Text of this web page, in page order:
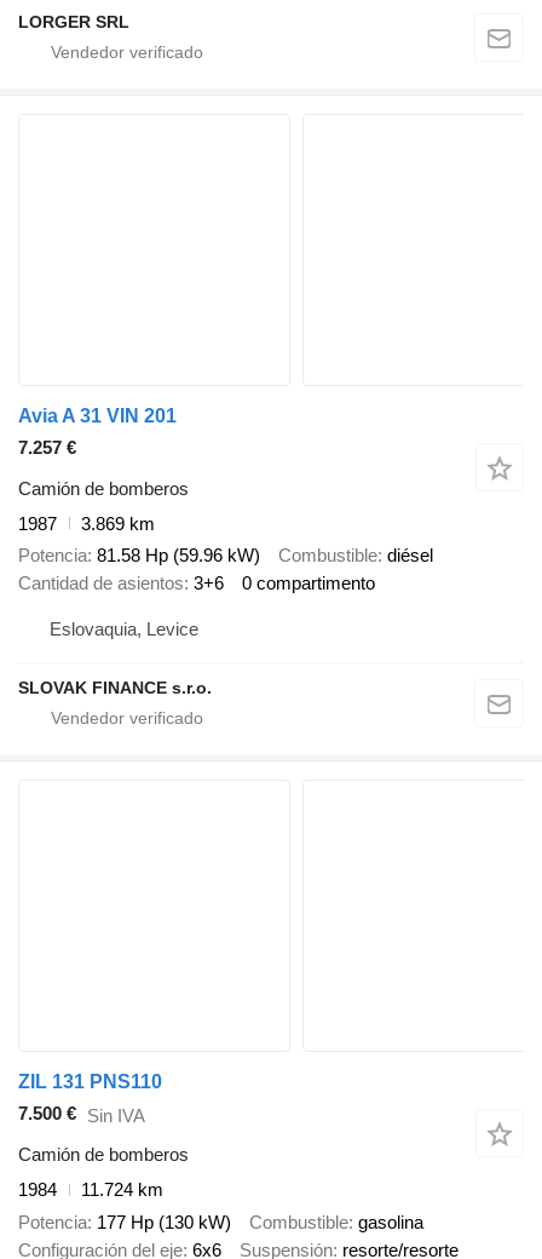
LORGER SRL
Avia A 31 VIN 201
7.257 €
Camión de bomberos
1987
3.869 km
Potencia 81.58 Hp (59.96 kW) Combustible diésel
Cantidad de asientos 3+6 0 compartimento
Eslovaquia, Levice
SLOVAK FINANCE s.r.o.
ZIL 131 PNS110
7.500 € Sin IVA
Camión de bomberos
1984
11.724 km
Potencia 177 Hp (130 kW) Combustible gasolina
Configuración del eje 6x6 Suspensión resorte/resorte